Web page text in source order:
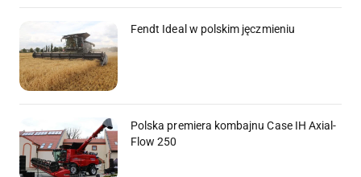
Fendt Ideal w polskim jęczmieniu
Polska premiera kombajnu Case IH Axial-
Flow 250